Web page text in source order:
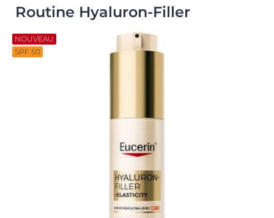
Routine Hyaluron-Filler
NOUVEAU
SPF 50